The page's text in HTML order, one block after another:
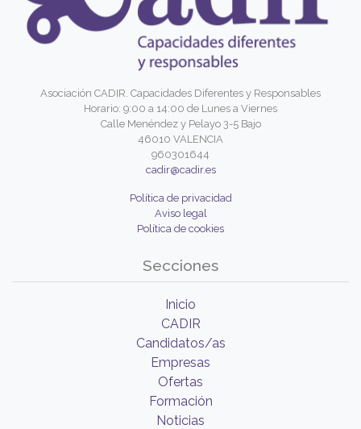
Asociación CADIR. Capacidades Diferentes y Responsables
Horario: 9:00 a 14:00 de Lunes a Viernes
Calle Menéndez y Pelayo 3-5 Bajo
46010 VALENCIA
960301644
cadir@cadir.es
Política de privacidad
Aviso legal
Política de cookies
Secciones
Inicio
CADIR
Candidatos/as
Empresas
Ofertas
Formación
Noticias